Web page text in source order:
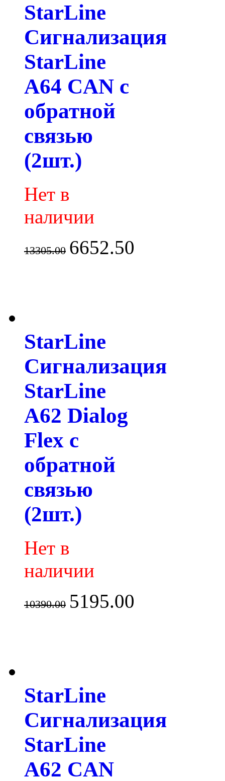
StarLine
Сигнализация
StarLine
A64 CAN с
обратной
связью
(2шт.)
Нет в
наличии
13305.00 6652.50
StarLine
Сигнализация
StarLine
A62 Dialog
Flex с
обратной
связью
(2шт.)
Нет в
наличии
10390.00 5195.00
StarLine
Сигнализация
StarLine
A62 CAN